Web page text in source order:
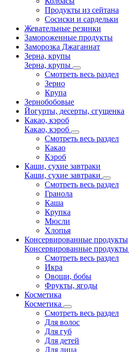
Продукты из сейтана
Сосиски и сардельки
Жевательные резинки
Замороженные продукты
Заморозка Джаганнат
Зерна, крупы
Зерна, крупы
Смотреть весь раздел
Зерно
Крупа
Зернобобовые
Йогурты, десерты, сгущенка
Какао, кэроб
Какао, кэроб
Смотреть весь раздел
Какао
Кэроб
Каши, сухие завтраки
Каши, сухие завтраки
Смотреть весь раздел
Гранола
Каша
Крупка
Мюсли
Хлопья
Консервированные продукты
Консервированные продукты
Смотреть весь раздел
Икра
Овощи, бобы
Фрукты, ягоды
Косметика
Косметика
Смотреть весь раздел
Для волос
Для губ
Для детей
Для лица